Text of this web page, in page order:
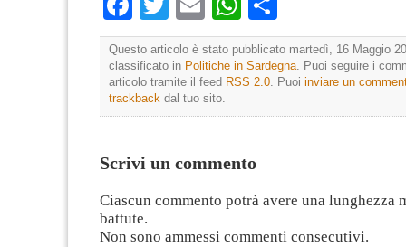
Questo articolo è stato pubblicato martedì, 16 Maggio
classificato in Politiche in Sardegna . Puoi seguire i
articolo tramite il feed RSS 2.0 . Puoi inviare un
trackback dal tuo sito.
Scrivi un commento
Ciascun commento potrà avere una lunghezza
battute.
Non sono ammessi commenti consecutivi.